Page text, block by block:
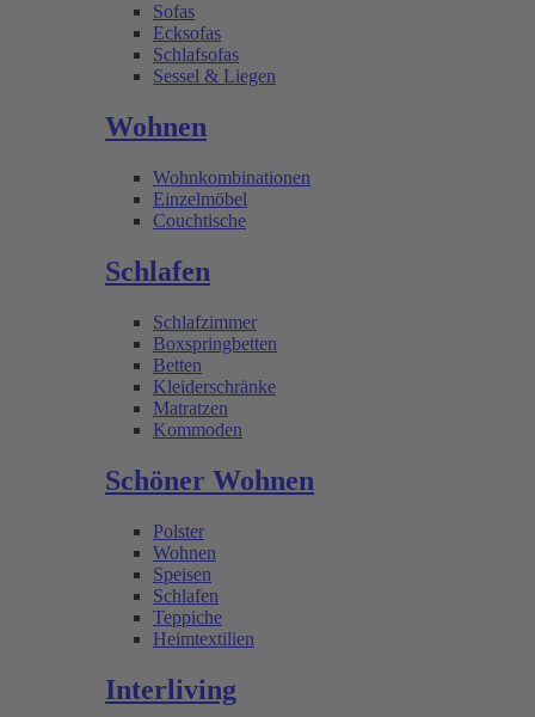
Sofas
Ecksofas
Schlafsofas
Sessel & Liegen
Wohnen
Wohnkombinationen
Einzelmöbel
Couchtische
Schlafen
Schlafzimmer
Boxspringbetten
Betten
Kleiderschränke
Matratzen
Kommoden
Schöner Wohnen
Polster
Wohnen
Speisen
Schlafen
Teppiche
Heimtextilien
Interliving